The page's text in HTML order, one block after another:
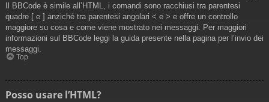
Il BBCode è simile all’HTML, i comandi sono racchiusi tra parentesi
quadre [ e ] anziché tra parentesi angolari < e > e offre un controllo
maggiore su cosa e come viene mostrato nei messaggi. Per maggiori
informazioni sul BBCode leggi la guida presente nella pagina per l’invio dei
messaggi.
Top
Posso usare l’HTML?